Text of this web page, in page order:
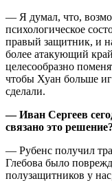
— Я думал, что,
психологическое
правый защитник, и
более атакующий
целесообразно
чтобы Хуан больше
сделали.
— Иван Сергеев
связано это решение?
— Рубенс получил
Глебова было
полузащитников у